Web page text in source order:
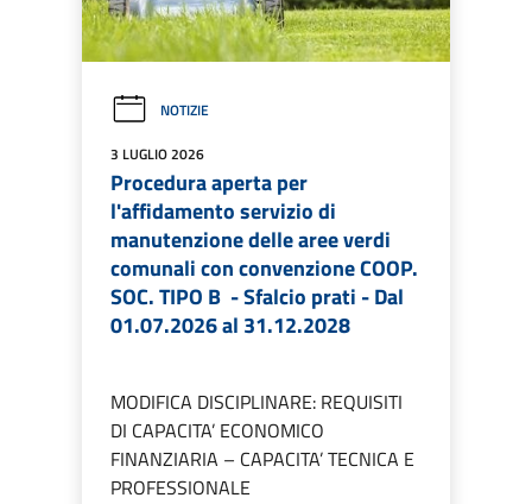
NOTIZIE
3 LUGLIO 2026
Procedura aperta per
l'affidamento servizio di
manutenzione delle aree verdi
comunali con convenzione COOP.
SOC. TIPO B - Sfalcio prati - Dal
01.07.2026 al 31.12.2028
MODIFICA DISCIPLINARE: REQUISITI
DI CAPACITA’ ECONOMICO
FINANZIARIA – CAPACITA’ TECNICA E
PROFESSIONALE